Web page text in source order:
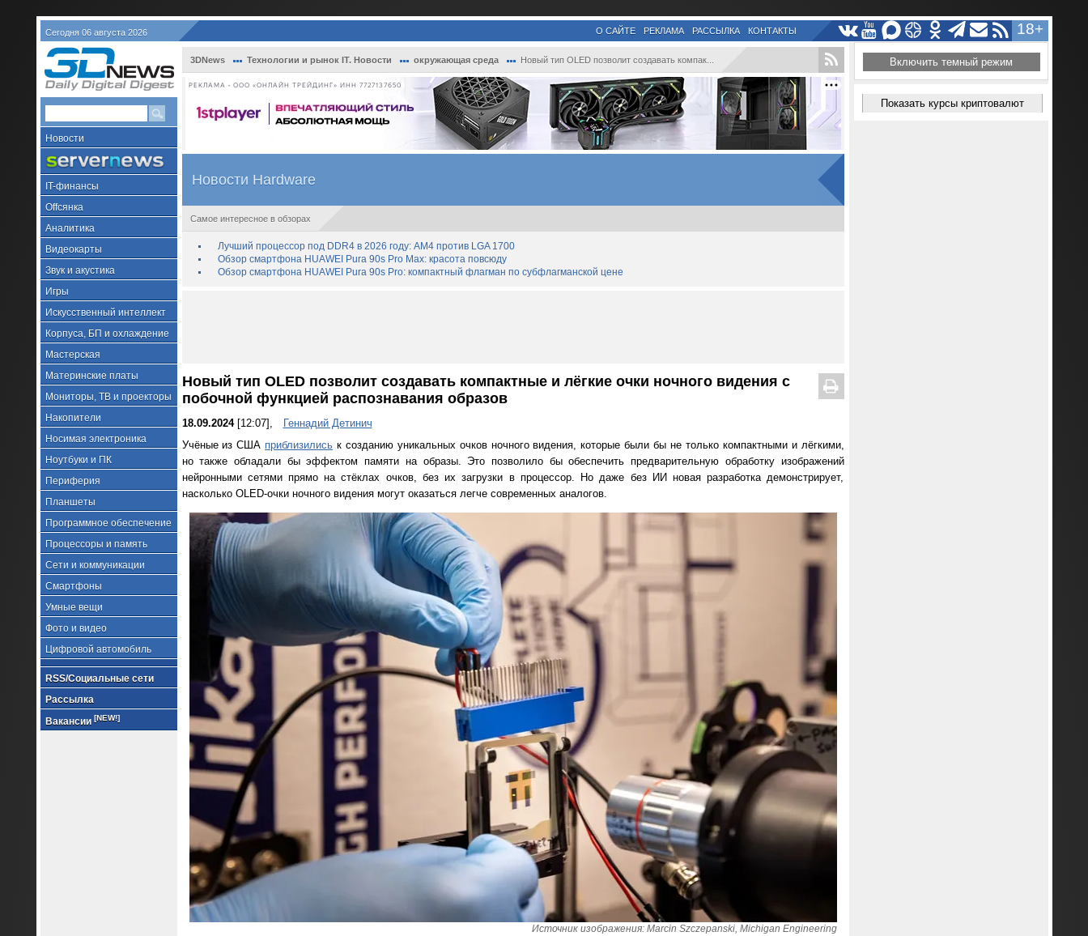
Сегодня 06 августа 2026 18+
О САЙТЕ РЕКЛАМА РАССЫЛКА КОНТАКТЫ
Новости
IT-финансы
Offсянка
Аналитика
Видеокарты
Звук и акустика
Игры
Искусственный интеллект
Корпуса, БП и охлаждение
Мастерская
Материнские платы
Мониторы, ТВ и проекторы
Накопители
Носимая электроника
Ноутбуки и ПК
Периферия
Планшеты
Программное обеспечение
Процессоры и память
Сети и коммуникации
Смартфоны
Умные вещи
Фото и видео
Цифровой автомобиль
RSS/Социальные сети
Рассылка
Вакансии [NEW!]
3DNews Технологии и рынок IT. Новости окружающая среда Новый тип OLED позволит создавать компак...
РЕКЛАМА • ООО «ОНЛАЙН ТРЕЙДИНГ» ИНН 7727137650
Новости Hardware
Самое интересное в обзорах
Лучший процессор под DDR4 в 2026 году: AM4 против LGA 1700
Обзор смартфона HUAWEI Pura 90s Pro Max: красота повсюду
Обзор смартфона HUAWEI Pura 90s Pro: компактный флагман по субфлагманской цене
Новый тип OLED позволит создавать компактные и лёгкие очки ночного видения с
побочной функцией распознавания образов
18.09.2024[12:07],
Геннадий Детинич
Учёные из США приблизились к созданию уникальных очков ночного видения, которые были бы не только компактными и лёгкими,
но также обладали бы эффектом памяти на образы. Это позволило бы обеспечить предварительную обработку изображений
нейронными сетями прямо на стёклах очков, без их загрузки в процессор. Но даже без ИИ новая разработка демонстрирует,
насколько OLED-очки ночного видения могут оказаться легче современных аналогов.
Источник изображения: Marcin Szczepanski, Michigan Engineering
Включить темный режим
Показать курсы криптовалют